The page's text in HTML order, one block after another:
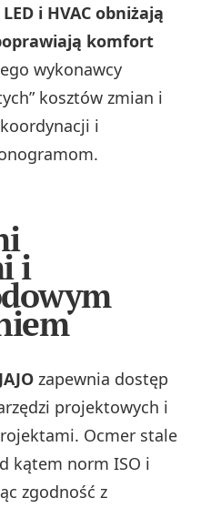
i HVAC obniżają
komfort
wykonawcy
kosztów zmian i
i
i
JAJO zapewnia dostęp
projektowych i
Ocmer stale
kątem norm ISO i
zgodność z